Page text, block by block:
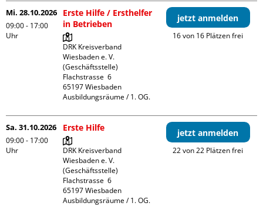
Mi. 28.10.2026
09:00 - 17:00
Uhr
Erste Hilfe / Ersthelfer
in Betrieben
DRK Kreisverband
Wiesbaden e. V.
(Geschäftsstelle)
Flachstrasse  6
65197 Wiesbaden
Ausbildungsräume / 1. OG.
jetzt anmelden
16 von 16 Plätzen frei
Sa. 31.10.2026
09:00 - 17:00
Uhr
Erste Hilfe
DRK Kreisverband
Wiesbaden e. V.
(Geschäftsstelle)
Flachstrasse  6
65197 Wiesbaden
Ausbildungsräume / 1. OG.
jetzt anmelden
22 von 22 Plätzen frei